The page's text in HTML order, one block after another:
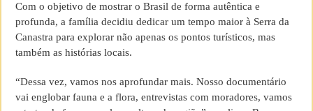
Com o objetivo de mostrar o Brasil de forma autêntica e
profunda, a família decidiu dedicar um tempo maior à Serra da
Canastra para explorar não apenas os pontos turísticos, mas
também as histórias locais.
“Dessa vez, vamos nos aprofundar mais. Nosso documentário
vai englobar fauna e a flora, entrevistas com moradores, vamos